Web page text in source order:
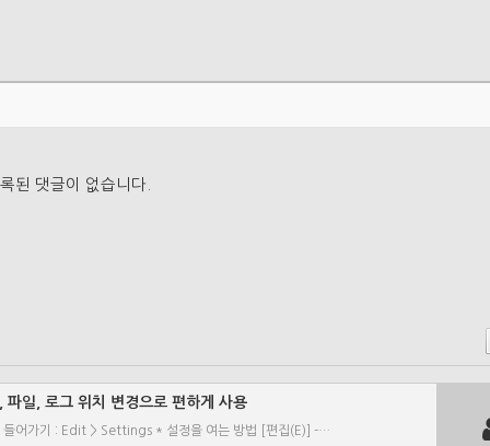
된 댓글이 없습니다.
일, 로그 위치 변경으로 편하게 사용
들어가기 : Edit > Settings * 설정을 여는 방법 [편집(E)] -…